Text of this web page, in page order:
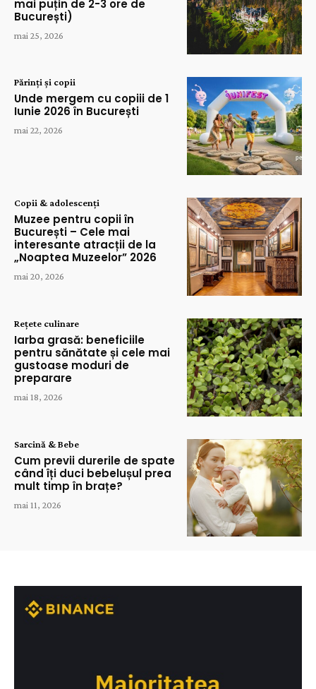
mai puțin de 2-3 ore de
București)
mai 25, 2026
Părinți și copii
Unde mergem cu copiii de 1
Iunie 2026 în București
mai 22, 2026
Copii & adolescenți
Muzee pentru copii în
București – Cele mai
interesante atracții de la
„Noaptea Muzeelor” 2026
mai 20, 2026
Rețete culinare
Iarba grasă: beneficiile
pentru sănătate și cele mai
gustoase moduri de
preparare
mai 18, 2026
Sarcină & Bebe
Cum previi durerile de spate
când îți duci bebelușul prea
mult timp în brațe?
mai 11, 2026